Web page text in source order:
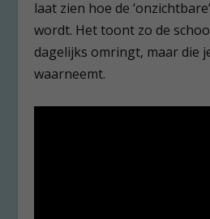
laat zien hoe de
wordt. Het toont zo de
dagelijks omringt, maar die
waarneemt.